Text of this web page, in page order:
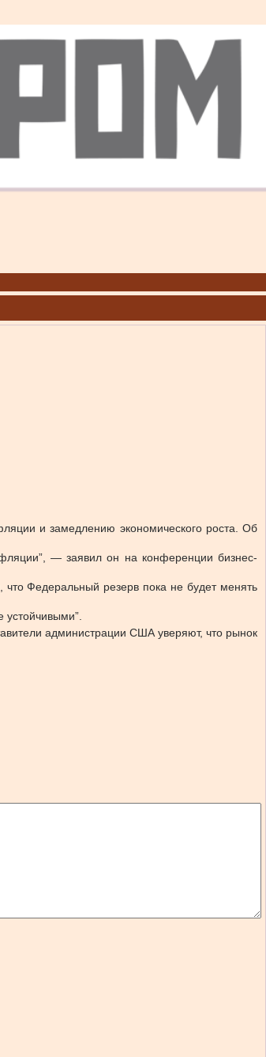
и замедлению экономического роста. Об
— заявил он на конференции бизнес-
Федеральный резерв пока не будет менять
администрации США уверяют, что рынок